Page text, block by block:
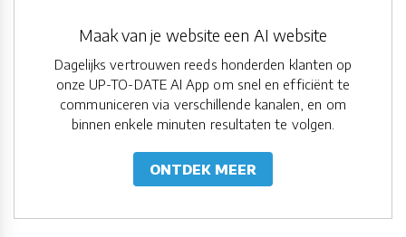
Maak van je website een AI website
Dagelijks vertrouwen reeds honderden klanten op
onze UP-TO-DATE AI App om snel en efficiënt te
communiceren via verschillende kanalen, en om
binnen enkele minuten resultaten te volgen.
ONTDEK MEER